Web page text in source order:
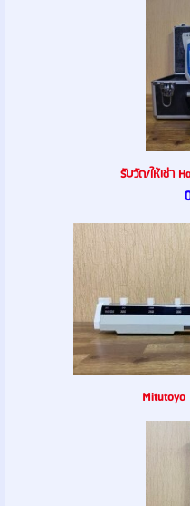
รับวัด/ให้เช่า
Mitutoyo